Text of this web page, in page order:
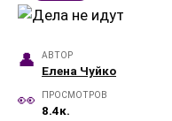
АВТОР
Елена Чуйко
ПРОСМОТРОВ
8.4к.